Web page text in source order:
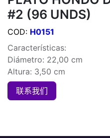
#2 (96 UNDS)
COD: H0151
Características:
Diámetro: 22,00 cm
Altura: 3,50 cm
联系我们